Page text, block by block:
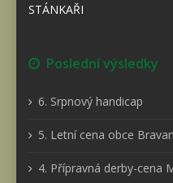
STÁNKAŘI
Poslední výsledky
6. Srpnový handicap
5. Letní cena obce
4. Přípravná derby-cena